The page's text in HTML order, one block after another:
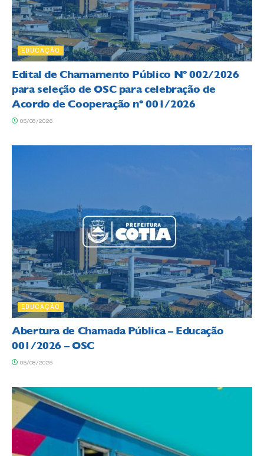
EDUCAÇÃO
Edital de Chamamento Público Nº 002/2026
para seleção de OSC para celebração de
Acordo de Cooperação nº 001/2026
05/08/2026
EDUCAÇÃO
Abertura de Chamada Pública – Educação
001/2026 – OSC
05/08/2026